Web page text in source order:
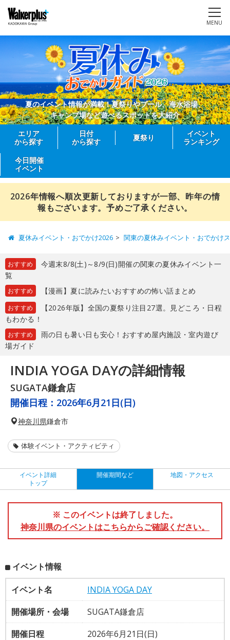
MENU
夏のイベント情報が満載！夏祭りやプール、海水浴場、
キャンプ場など遊べるスポットを大紹介
エリア
から探す
日付
から探す
夏祭り
イベント
ランキング
今日開催
イベント
2026年情報へ順次更新しておりますが一部、昨年の情
報もございます。予めご了承ください。
夏休みイベント・おでかけ2026 関東の夏休みイベント・おでかけ
おすすめ
今週末8/8(土)～8/9(日)開催の関東の夏休みイベント一
覧
おすすめ 【漫画】夏に読みたいおすすめの怖い話まとめ
おすすめ
【2026年版】全国の夏祭り注目27選。見どころ・日程
もわかる！
おすすめ
雨の日も暑い日も安心！おすすめ屋内施設・室内遊び
場ガイド
INDIA YOGA DAYの詳細情報
SUGATA鎌倉店
開催日程： 2026年6月21日(日)
神奈川県鎌倉市
体験イベント・アクティビティ
イベント詳細
トップ
開催期間など 地図・アクセス
※ このイベントは終了しました。
神奈川県のイベントはこちらからご確認ください。
イベント情報
イベント名
INDIA YOGA DAY
開催場所・会場
SUGATA鎌倉店
開催日程
2026年6月21日(日)